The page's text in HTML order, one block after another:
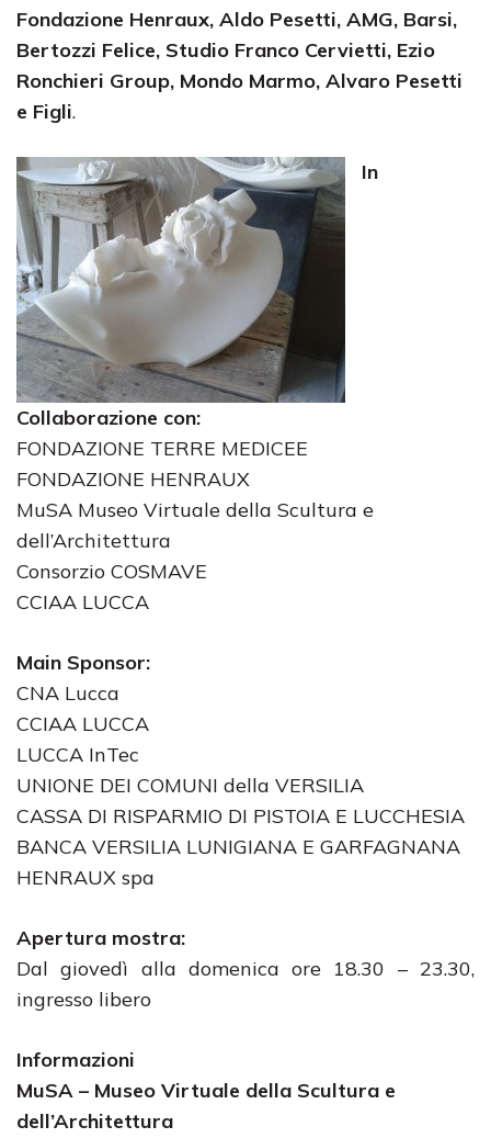
Fondazione Henraux, Aldo Pesetti, AMG, Barsi,
Bertozzi Felice, Studio Franco Cervietti, Ezio
Ronchieri Group, Mondo Marmo, Alvaro Pesetti
e Figli.
In
Collaborazione con:
FONDAZIONE TERRE MEDICEE
FONDAZIONE HENRAUX
MuSA Museo Virtuale della Scultura e
dell’Architettura
Consorzio COSMAVE
CCIAA LUCCA
Main Sponsor:
CNA Lucca
CCIAA LUCCA
LUCCA InTec
UNIONE DEI COMUNI della VERSILIA
CASSA DI RISPARMIO DI PISTOIA E LUCCHESIA
BANCA VERSILIA LUNIGIANA E GARFAGNANA
HENRAUX spa
Apertura mostra:
Dal giovedì alla domenica ore 18.30 – 23.30,
ingresso libero
Informazioni
MuSA – Museo Virtuale della Scultura e
dell’Architettura